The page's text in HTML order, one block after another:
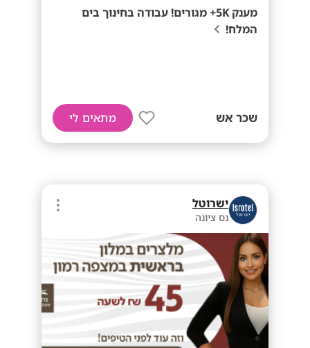
מענק 5K+ מגורים! עבודה בחינוך בים
המלח!
שכר אש מתאים לי
ישרוטל
נס ציונה